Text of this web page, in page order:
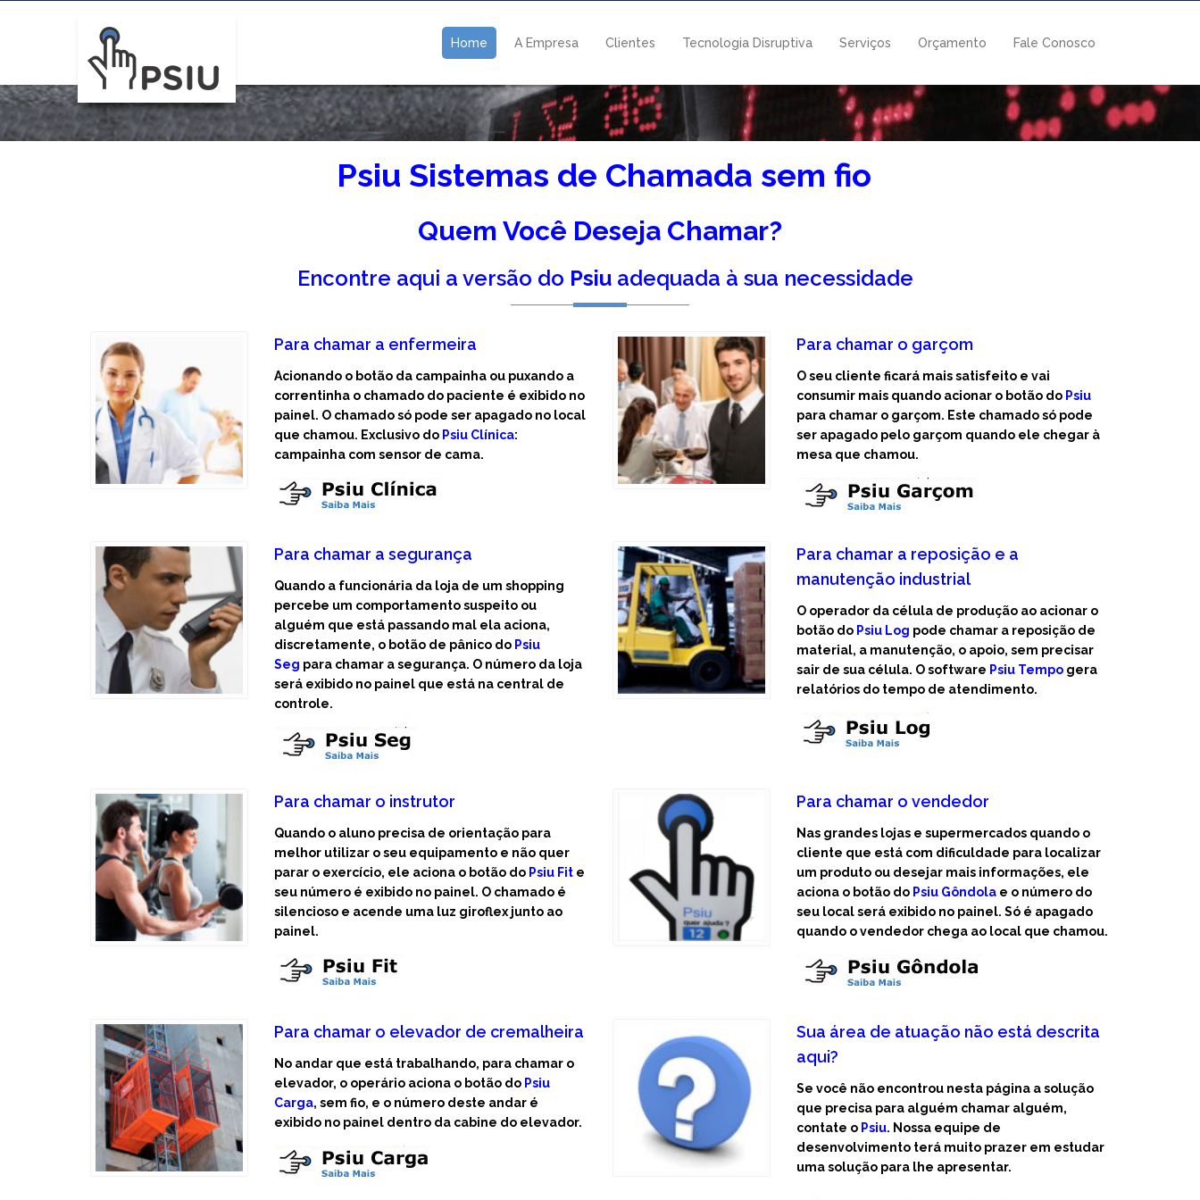
Home A Empresa Clientes Tecnologia Disruptiva Serviços Orçamento Fale Conosco
Psiu Sistemas de Chamada sem fio
Quem Você Deseja Chamar?
Encontre aqui a versão do Psiu adequada à sua necessidade
Para chamar a enfermeira
Acionando o botão da campainha ou puxando a
correntinha o chamado do paciente é exibido no
painel. O chamado só pode ser apagado no local
que chamou. Exclusivo do Psiu Clínica:
campainha com sensor de cama.
Para chamar o garçom
O seu cliente ficará mais satisfeito e vai
consumir mais quando acionar o botão do Psiu
para chamar o garçom. Este chamado só pode
ser apagado pelo garçom quando ele chegar à
mesa que chamou.
Para chamar a segurança
Quando a funcionária da loja de um shopping
percebe um comportamentosuspeito ou
alguém que está passando mal ela aciona,
discretamente, o botão de pânico do Psiu
Seg para chamar a segurança. O número da loja
será exibido no painel que está na central de
controle.
Para chamar a reposição e a
manutenção industrial
O operador da célula de produção ao acionar o
botão do Psiu Log pode chamar a reposição de
material, a manutenção, o apoio, sem precisar
sair de sua célula. O software Psiu Tempo gera
relatórios do tempo de atendimento.
Para chamar o instrutor
Quando o aluno precisa de orientação para
melhor utilizar o seu equipamento e não quer
parar o exercício, ele aciona o botão do Psiu Fit e
seu número é exibido no painel. O chamado é
silencioso e acende uma luz giroflex junto ao
painel.
Para chamar o vendedor
Nas grandes lojas e supermercados quando o
cliente que está com dificuldade para localizar
um produto ou desejar mais informações, ele
aciona o botão do Psiu Gôndola e o número do
seu local será exibido no painel. Só é apagado
quando o vendedor chega ao local que chamou.
Para chamar o elevador de cremalheira
No andar que está trabalhando, para chamar o
elevador, o operário aciona o botão do Psiu
Carga, sem fio, e o número deste andar é
exibido no painel dentro da cabine do elevador.
Sua área de atuação não está descrita
aqui?
Se você não encontrou nesta página a solução
que precisa para alguém chamar alguém,
contate o Psiu. Nossa equipe de
desenvolvimento terá muito prazer em estudar
uma solução para lhe apresentar.